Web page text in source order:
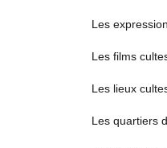
Les
Les films
Les lieux
Les quartiers